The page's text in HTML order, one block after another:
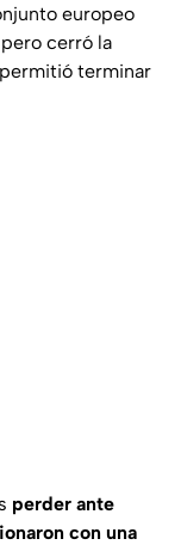
europeo
cerró la
terminar
perder ante
con una